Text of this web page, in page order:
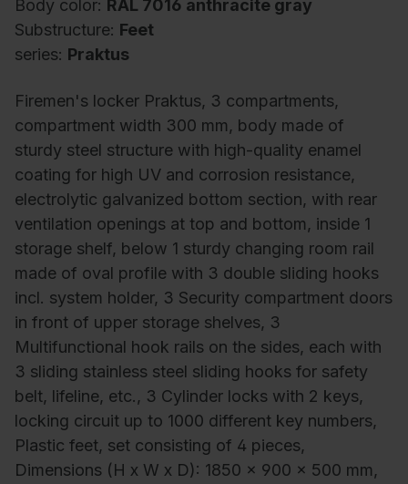
Body color: RAL 7016 anthracite gray
Substructure: Feet
series: Praktus
Firemen's locker Praktus, 3 compartments,
compartment width 300 mm, body made of
sturdy steel structure with high-quality enamel
coating for high UV and corrosion resistance,
electrolytic galvanized bottom section, with rear
ventilation openings at top and bottom, inside 1
storage shelf, below 1 sturdy changing room rail
made of oval profile with 3 double sliding hooks
incl. system holder, 3 Security compartment doors
in front of upper storage shelves, 3
Multifunctional hook rails on the sides, each with
3 sliding stainless steel sliding hooks for safety
belt, lifeline, etc., 3 Cylinder locks with 2 keys,
locking circuit up to 1000 different key numbers,
Plastic feet, set consisting of 4 pieces,
Dimensions (H x W x D): 1850 x 900 x 500 mm,